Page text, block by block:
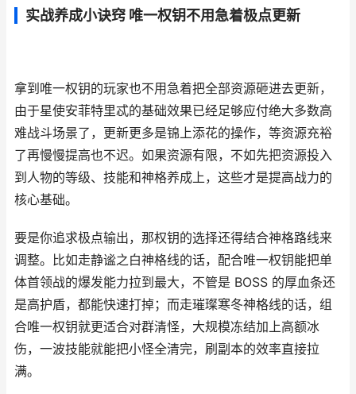
实战养成小诀窍 唯一权钥不用急着极点更新
拿到唯一权钥的玩家也不用急着把全部资源砸进去更新，
由于星使安菲特里忒的基础效果已经足够应付绝大多数高
难战斗场景了，更新更多是锦上添花的操作，等资源充裕
了再慢慢提高也不迟。如果资源有限，不如先把资源投入
到人物的等级、技能和神格养成上，这些才是提高战力的
核心基础。
要是你追求极点输出，那权钥的选择还得结合神格路线来
调整。比如走静谧之白神格线的话，配合唯一权钥能把单
体首领战的爆发能力拉到最大，不管是 BOSS 的厚血条还
是高护盾，都能快速打掉；而走璀璨寒冬神格线的话，组
合唯一权钥就更适合对群清怪，大规模冻结加上高额冰
伤，一波技能就能把小怪全清完，刷副本的效率直接拉
满。